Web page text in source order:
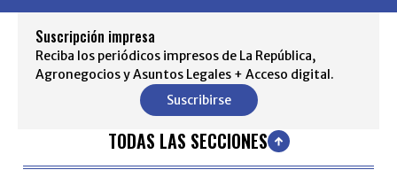
Suscripción impresa
Reciba los periódicos impresos de La República,
Agronegocios y Asuntos Legales + Acceso digital.
Suscribirse
TODAS LAS SECCIONES